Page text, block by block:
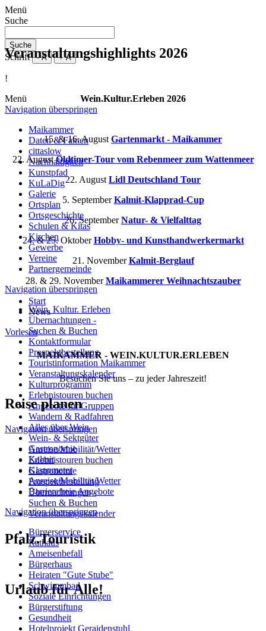
Menü
Suche
Suche
Schrift - A + A
!
Menü
Navigation überspringen
Maikammer
Daten & Fakten
cittaslow
Nachhaltigkeit
Kunstpfad
KuLaDig
Galerie
Ortsplan
Ortsgeschichte
Schulen & Kitas
Kirchen
Gewerbe
Vereine
Partnergemeinde
Navigation überspringen
Wein. Kultur. Erleben
Übernachtungen -
Suchen & Buchen
Kontaktformular
Prospektbestellung
Touristinformation Maikammer
Veranstaltungskalender
Kulturprogramm
Erlebnistouren buchen
Angebote für Gruppen
Wandern & Radfahren
Alles über Wein
Wein- & Sektgüter
Gastronomie
Kalmit
Klappmeter
Anreise/Mobilität/Wetter
Barrierefreie Angebote
Navigation überspringen
Bürgerservice
Rathaus
Ameisenbefall
Bürgerhaus
Heiraten "Gute Stube"
Schwimmbad
Soziale Einrichtungen
Bürgerstiftung
Gesundheit
Hotelprojekt Geraidenstuhl
Veranstaltungshighlights 2026
Wein.Kultur.Erleben 2026
15. & 16. August Gartenmarkt - Maikammer
22. August Oldtimer-Tour vom Rebenmeer zum Wattenmeer
22. August Lidl Deutschland Tour
5. SeptemberKalmit-Klapprad-Cup
26. SeptemberNatur- & Vielfalttag
24. & 25. OktoberHobby- und Kunsthandwerkermarkt
21. NovemberKalmit-Berglauf
28. & 29. NovemberMaikammerer Weihnachtszauber
Start
News
Vorlesen
MAIKAMMER - WEIN.KULTUR.ERLEBEN
Besuchen Sie uns – zu jeder Jahreszeit!
Reise planen
Navigation überspringen
Anreise/Mobilität/Wetter
Erlebnistouren buchen
Gastronomie
Prospektbestellung
Übernachtungen -
Suchen & Buchen
Veranstaltungskalender
Pfalz.Touristik
Urlaub für Alle!